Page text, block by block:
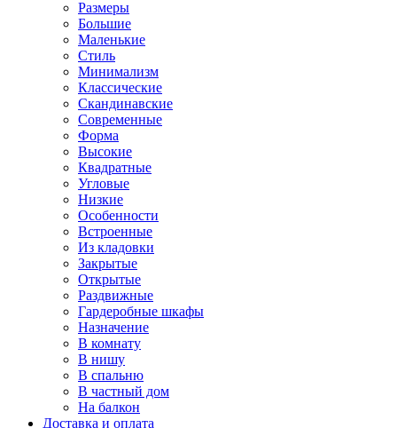
Размеры
Большие
Маленькие
Стиль
Минимализм
Классические
Скандинавские
Современные
Форма
Высокие
Квадратные
Угловые
Низкие
Особенности
Встроенные
Из кладовки
Закрытые
Открытые
Раздвижные
Гардеробные шкафы
Назначение
В комнату
В нишу
В спальню
В частный дом
На балкон
Доставка и оплата